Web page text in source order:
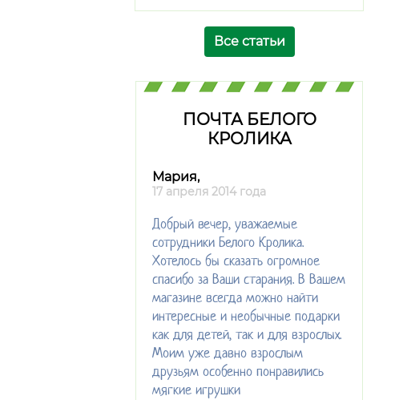
Все статьи
ПОЧТА БЕЛОГО
КРОЛИКА
Мария,
17 апреля 2014 года
Добрый вечер, уважаемые
сотрудники Белого Кролика.
Хотелось бы сказать огромное
спасибо за Ваши старания. В Вашем
магазине всегда можно найти
интересные и необычные подарки
как для детей, так и для взрослых.
Моим уже давно взрослым
друзьям особенно понравились
мягкие игрушки